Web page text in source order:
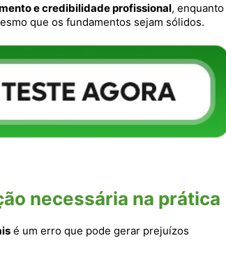
e credibilidade profissional, enquanto
que os fundamentos sejam sólidos.
necessária na prática
é um erro que pode gerar prejuízos